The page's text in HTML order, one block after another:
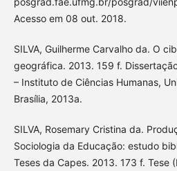
Acesso em 08 out. 2018.
SILVA, Guilherme Carvalho da. O
geográfica. 2013. 159 f.
– Instituto de Ciências Humanas,
Brasília, 2013a.
SILVA, Rosemary Cristina da.
Sociologia da Educação: estudo
Teses da Capes. 2013. 173 f. Tese